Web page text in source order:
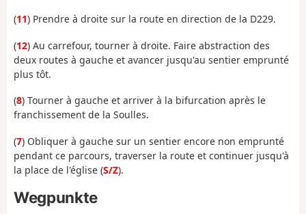
(11) Prendre à droite sur la route en direction de la D229.
(12) Au carrefour, tourner à droite. Faire abstraction des
deux routes à gauche et avancer jusqu'au sentier emprunté
plus tôt.
(8) Tourner à gauche et arriver à la bifurcation après le
franchissement de la Soulles.
(7) Obliquer à gauche sur un sentier encore non emprunté
pendant ce parcours, traverser la route et continuer jusqu'à
la place de l'église (S/Z).
Wegpunkte